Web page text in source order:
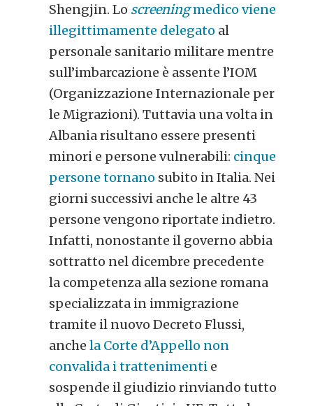
Shengjin. Lo screeningmedico viene
illegittimamente delegato al
personale sanitario militare mentre
sull’imbarcazione è assente l’IOM
(Organizzazione Internazionale per
le Migrazioni). Tuttavia una volta in
Albania risultano essere presenti
minori e persone vulnerabili: cinque
persone tornano subito in Italia. Nei
giorni successivi anche le altre 43
persone vengono riportate indietro.
Infatti, nonostante il governo abbia
sottratto nel dicembre precedente
la competenza alla sezione romana
specializzata in immigrazione
tramite il nuovo Decreto Flussi,
anchela Corte d’Appello non
convalida i trattenimenti e
sospende il giudizio rinviando tutto